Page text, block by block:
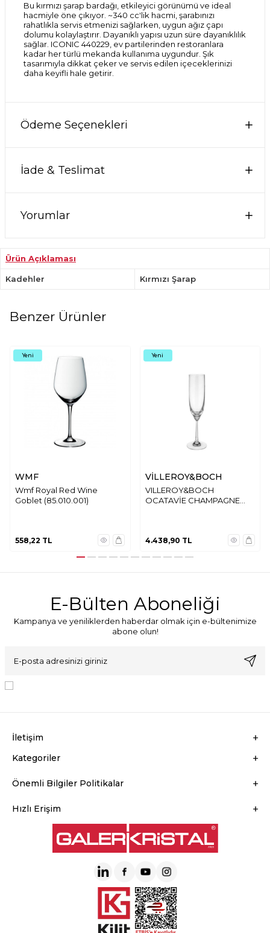
Bu kırmızı şarap bardağı, etkileyici görünümü ve ideal
hacmiyle öne çıkıyor. ~340 cc'lik hacmi, şarabınızı
rahatlıkla servis etmenizi sağlarken, uygun ağız çapı
dolumu kolaylaştırır. Dayanıklı yapısı uzun süre dayanıklılık
sağlar. ICONIC 440229, ev partilerinden restoranlara
kadar her türlü mekanda kullanıma uygundur. Şık
tasarımıyla dikkat çeker ve servis edilen içeceklerinizi
daha keyifli hale getirir.
Ödeme Seçenekleri
İade & Teslimat
Yorumlar
Ürün Açıklaması
Kadehler Kırmızı Şarap
Benzer Ürünler
Yeni
WMF
Wmf Royal Red Wine
Goblet (85.010.001)
558,22 TL
Yeni
VİLLEROY&BOCH
VILLEROY&BOCH
OCATAVİE CHAMPAGNE
4.438,90 TL
E-Bülten Aboneliği
Kampanya ve yeniliklerden haberdar olmak için e-bültenimize
abone olun!
İletişim
Kategoriler
Önemli Bilgiler Politikalar
Hızlı Erişim